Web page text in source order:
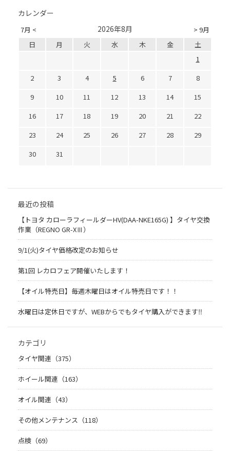
カレンダー
7月 < > 9月
2026年8月
日 月 火 水 木 金
土
1
2
3 4 5 6 7
8
9
10 11 12 13 14
15
16
17 18 19 20 21
22
23
24 25 26 27 28
29
30
31
最近の投稿
【トヨタ カローラフィールダーHV(DAA-NKE165G) 】タイヤ交換
作業（REGNO GR-XⅢ）
9/1(火)タイヤ価格改定のお知らせ
第1回 レカロフェア開催いたします！
【オイル特売日】毎週木曜日はオイル特売日です！！
水曜日は定休日ですが、WEBからでもタイヤ購入ができます‼︎
カテゴリ
タイヤ関連（375）
ホイール関連（163）
オイル関連（43）
その他メンテナンス（118）
点検（69）